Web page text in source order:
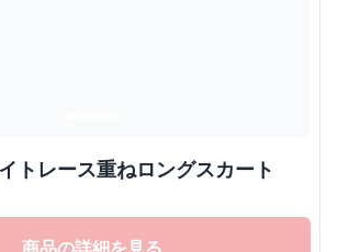
トレース重ねロングスカート